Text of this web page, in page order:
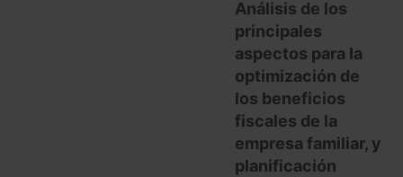
Análisis de los
principales
aspectos para la
optimización de
los beneficios
fiscales de la
empresa familiar, y
planificación